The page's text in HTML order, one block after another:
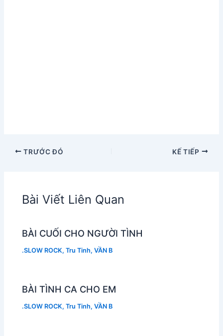
TRƯỚC ĐÓ KẾ TIẾP
Bài Viết Liên Quan
BÀI CUỐI CHO NGƯỜI TÌNH
.SLOW ROCK,Tru Tinh,VẦN B
BÀI TÌNH CA CHO EM
.SLOW ROCK,Tru Tinh,VẦN B